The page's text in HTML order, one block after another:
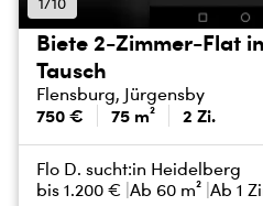
Biete 2-Zimmer-Flat
Tausch
Flensburg, Jürgensby
750 € 75 m² 2 Zi.
Flo D. sucht:in Heidelberg
bis 1.200 € Ab 60 m² Ab 1